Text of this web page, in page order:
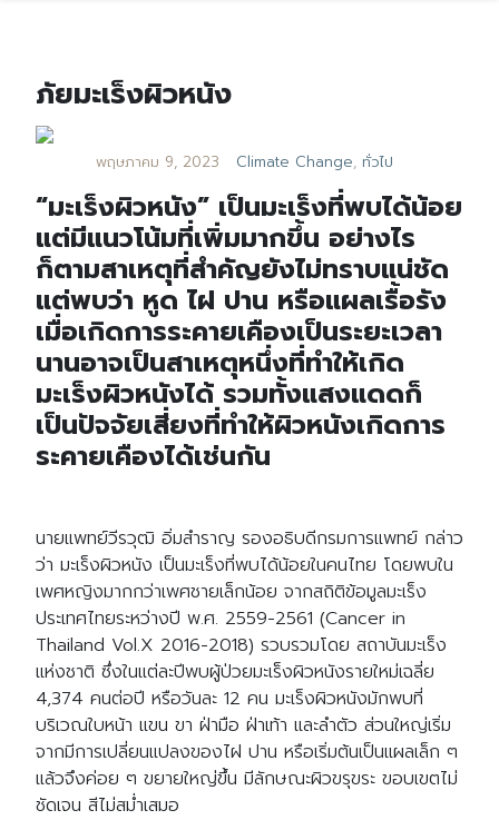
ภัยมะเร็งผิวหนัง
พฤษภาคม 9, 2023 Climate Change, ทั่วไป
“มะเร็งผิวหนัง” เป็นมะเร็งที่พบได้น้อย
แต่มีแนวโน้มที่เพิ่มมากขึ้น อย่างไร
ก็ตามสาเหตุที่สำคัญยังไม่ทราบแน่ชัด
แต่พบว่า หูด ไฝ ปาน หรือแผลเรื้อรัง
เมื่อเกิดการระคายเคืองเป็นระยะเวลา
นานอาจเป็นสาเหตุหนึ่งที่ทำให้เกิด
มะเร็งผิวหนังได้ รวมทั้งแสงแดดก็
เป็นปัจจัยเสี่ยงที่ทำให้ผิวหนังเกิดการ
ระคายเคืองได้เช่นกัน
นายแพทย์วีรวุฒิ อิ่มสำราญ รองอธิบดีกรมการแพทย์ กล่าว
ว่า มะเร็งผิวหนัง เป็นมะเร็งที่พบได้น้อยในคนไทย โดยพบใน
เพศหญิงมากกว่าเพศชายเล็กน้อย จากสถิติข้อมูลมะเร็ง
ประเทศไทยระหว่างปี พ.ศ. 2559-2561 (Cancer in
Thailand Vol.X 2016-2018) รวบรวมโดย สถาบันมะเร็ง
แห่งชาติ ซึ่งในแต่ละปีพบผู้ป่วยมะเร็งผิวหนังรายใหม่เฉลี่ย
4,374 คนต่อปี หรือวันละ 12 คน มะเร็งผิวหนังมักพบที่
บริเวณใบหน้า แขน ขา ฝ่ามือ ฝ่าเท้า และลำตัว ส่วนใหญ่เริ่ม
จากมีการเปลี่ยนแปลงของไฝ ปาน หรือเริ่มต้นเป็นแผลเล็ก ๆ
แล้วจึงค่อย ๆ ขยายใหญ่ขึ้น มีลักษณะผิวขรุขระ ขอบเขตไม่
ชัดเจน สีไม่สม่ำเสมอ